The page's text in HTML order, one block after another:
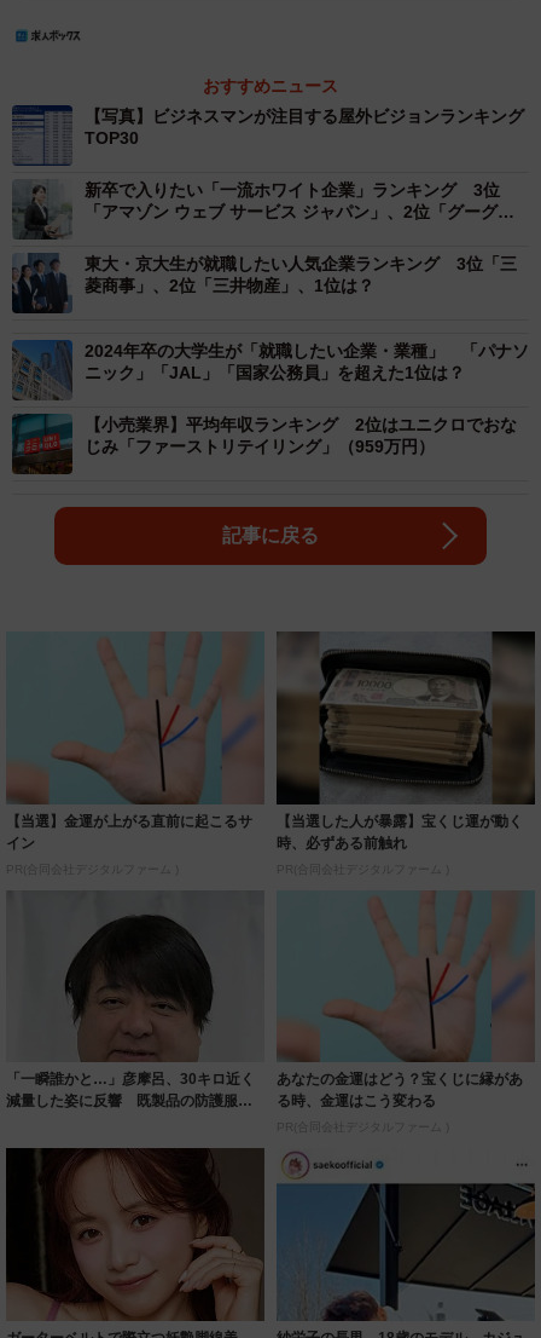
おすすめニュース
【写真】ビジネスマンが注目する屋外ビジョンランキング
TOP30
新卒で入りたい「一流ホワイト企業」ランキング 3位
「アマゾン ウェブ サービス ジャパン」、2位「グーグ
東大・京大生が就職したい人気企業ランキング 3位「三
菱商事」、2位「三井物産」、1位は？
2024年卒の大学生が「就職したい企業・業種」 「パナソ
ニック」「JAL」「国家公務員」を超えた1位は？
【小売業界】平均年収ランキング 2位はユニクロでおな
じみ「ファーストリテイリング」（959万円）
記事に戻る
【当選】金運が上がる直前に起こるサ
イン
PR(合同会社デジタルファーム )
【当選した人が暴露】宝くじ運が動く
時、必ずある前触れ
PR(合同会社デジタルファーム )
「一瞬誰かと…」彦摩呂、30キロ近く
減量した姿に反響 既製品の防護服が
あなたの金運はどう？宝くじに縁があ
る時、金運はこう変わる
PR(合同会社デジタルファーム )